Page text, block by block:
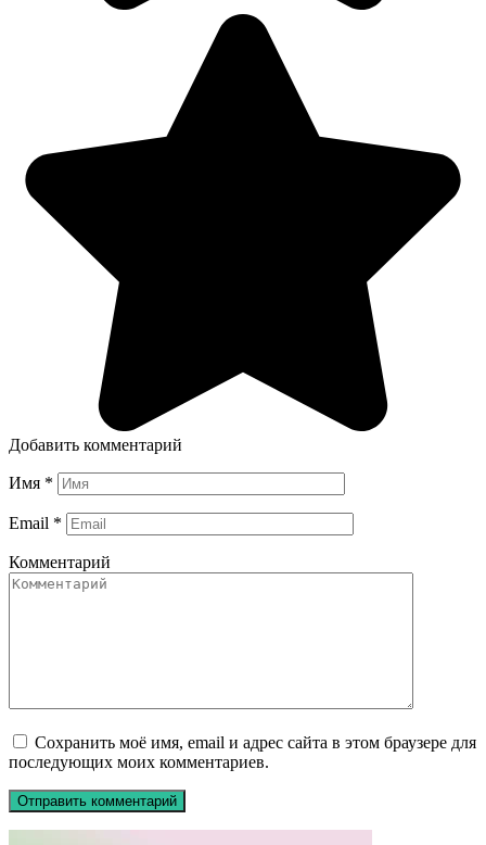
Добавить комментарий
Имя *
Email *
Комментарий
Сохранить моё имя, email и адрес сайта в этом браузере для
последующих моих комментариев.